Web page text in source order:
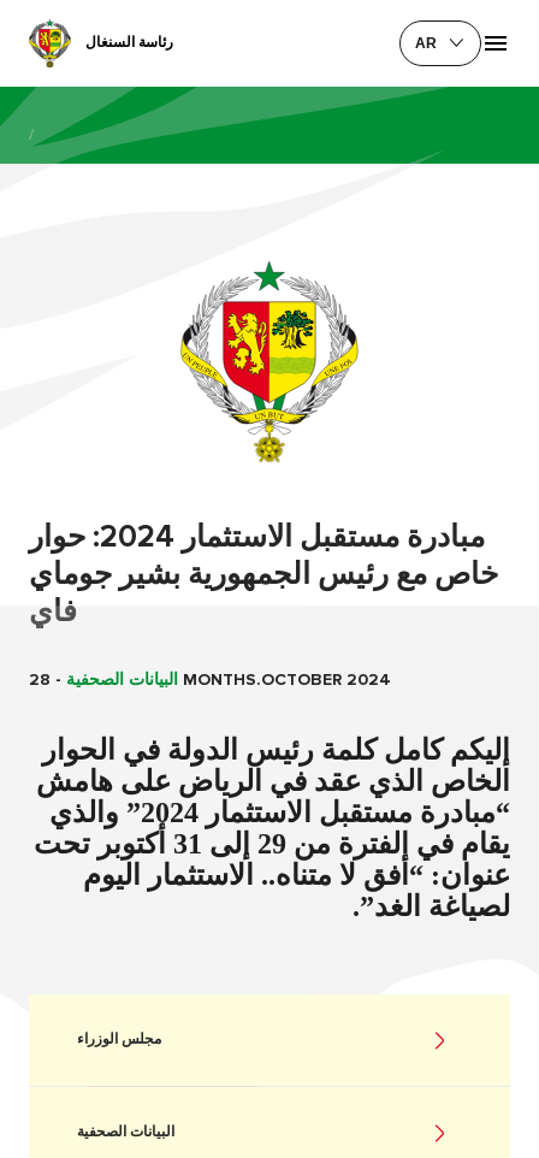
رئاسة السنغال AR
/
مبادرة مستقبل الاستثمار 2024: حوار
خاص مع رئيس الجمهورية بشير جوماي
فاي
البيانات الصحفية - 28 MONTHS.OCTOBER 2024
إليكم كامل كلمة رئيس الدولة في الحوار
الخاص الذي عقد في الرياض على هامش
“مبادرة مستقبل الاستثمار 2024” والذي
يقام في الفترة من 29 إلى 31 أكتوبر تحت
عنوان: “أفق لا متناه.. الاستثمار اليوم
لصياغة الغد”.
مجلس الوزراء
البيانات الصحفية